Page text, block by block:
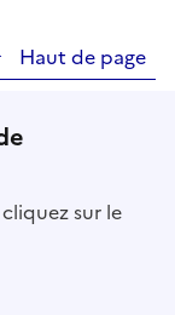
Haut de page
sur le